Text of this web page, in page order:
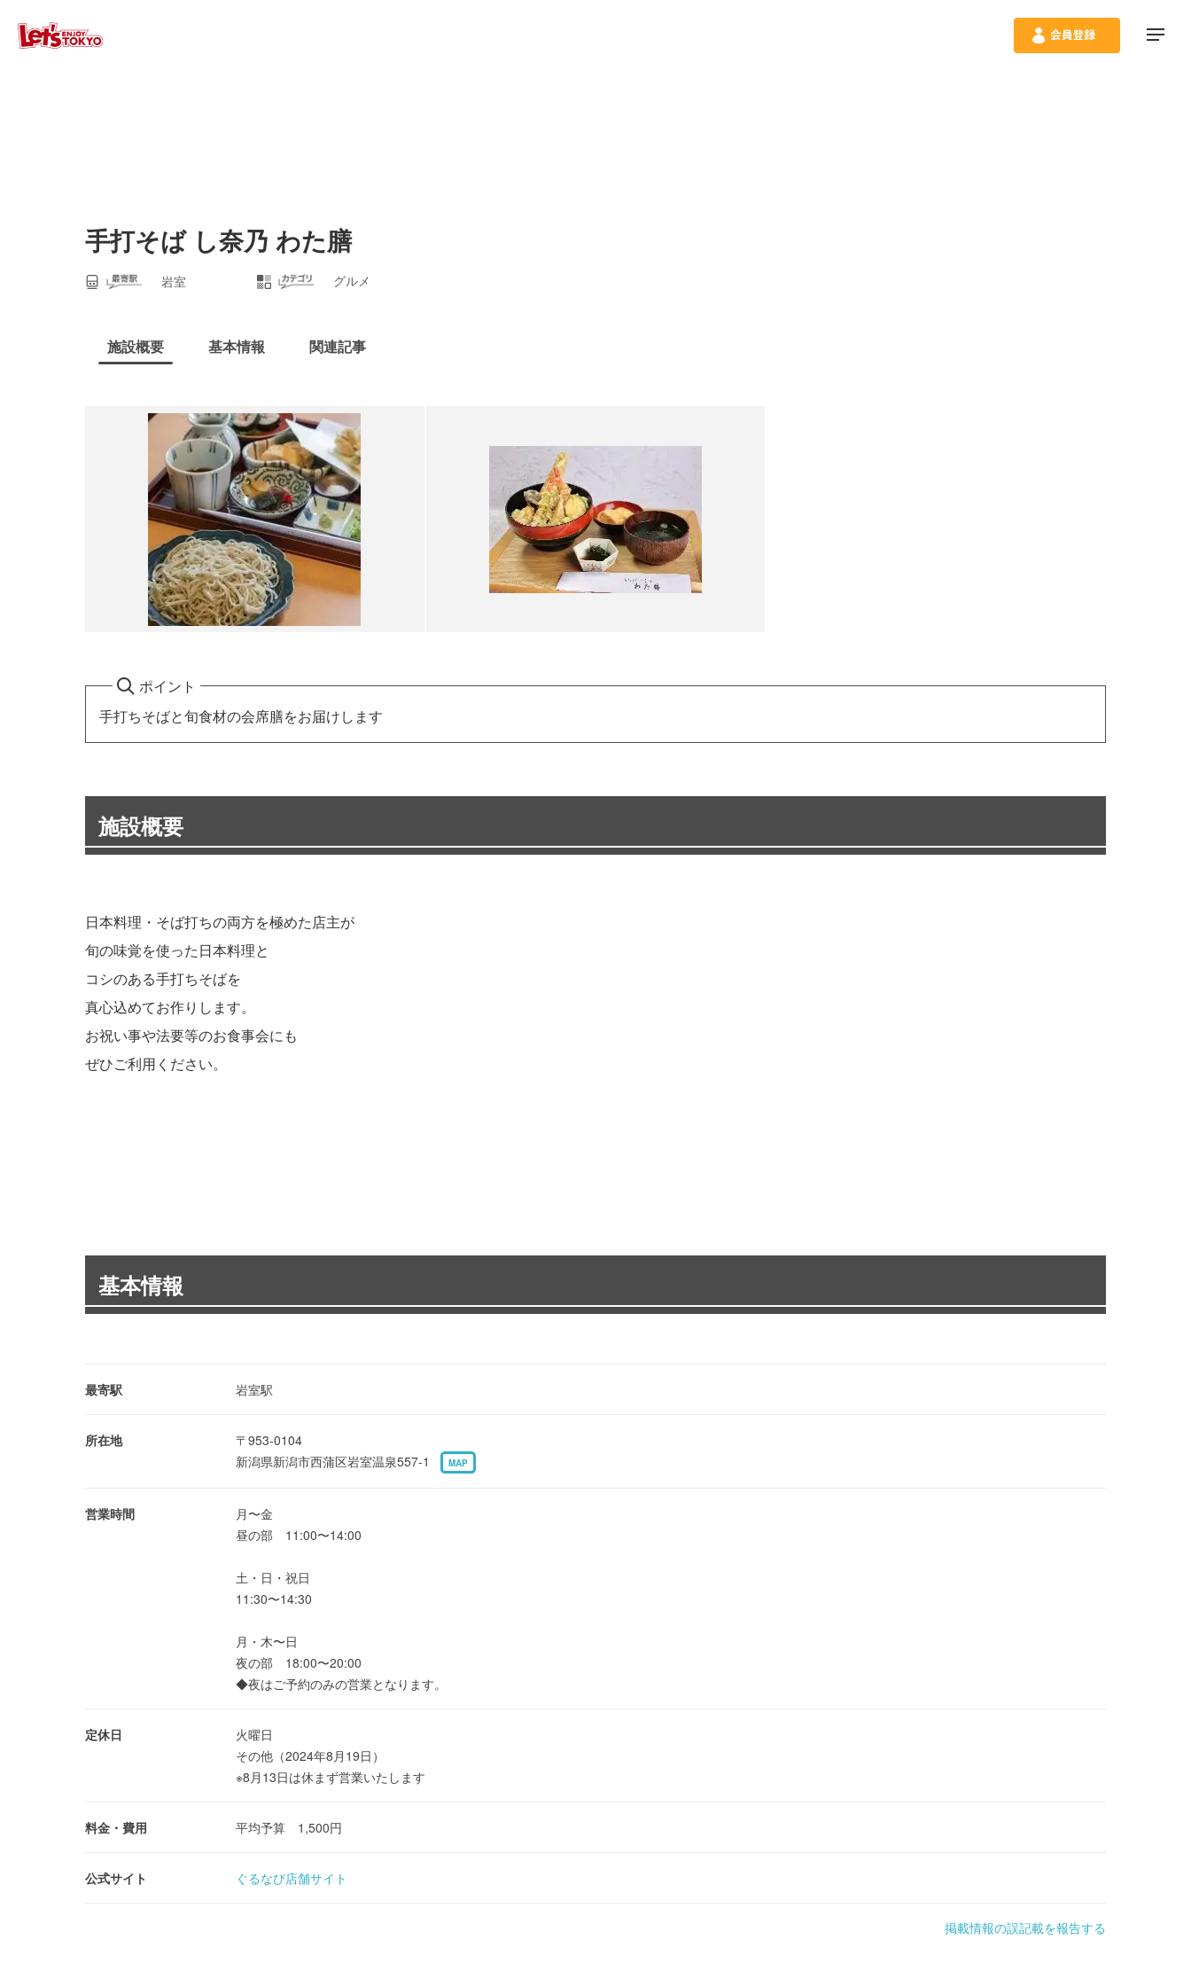
手打そば し奈乃 わた膳
岩室 グルメ
施設概要 基本情報 関連記事
ポイント
手打ちそばと旬食材の会席膳をお届けします
施設概要
日本料理・そば打ちの両方を極めた店主が
旬の味覚を使った日本料理と
コシのある手打ちそばを
真心込めてお作りします。
お祝い事や法要等のお食事会にも
ぜひご利用ください。
基本情報
最寄駅 岩室駅
所在地
〒953-0104
新潟県新潟市西蒲区岩室温泉557-1
MAP
営業時間
月〜金
昼の部 11:00〜14:00
土・日・祝日
11:30〜14:30
月・木〜日
夜の部 18:00〜20:00
◆夜はご予約のみの営業となります。
定休日
火曜日
その他（2024年8月19日）
※8月13日は休まず営業いたします
料金・費用 平均予算 1,500円
公式サイト ぐるなび店舗サイト
掲載情報の誤記載を報告する